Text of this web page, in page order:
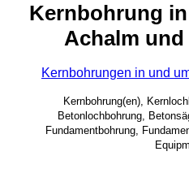
Kernbohrung
Achalm
Kernbohrungen in und
Kernbohrung(en),
Betonlochbohrung,
Fundamentbohrung,